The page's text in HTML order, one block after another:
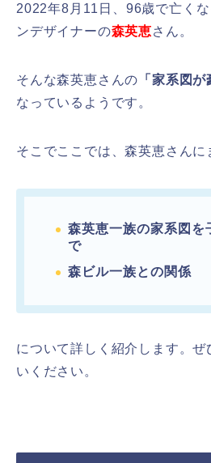
2022年8月11日、96歳で亡く
ンデザイナーの森英恵さん。
そんな森英恵さんの 「家系図が
なっているようです。
そこでここでは、森英恵さんに
森英恵一族の家系図を
で
森ビル一族との関係
について詳しく紹介します。ぜ
いください。